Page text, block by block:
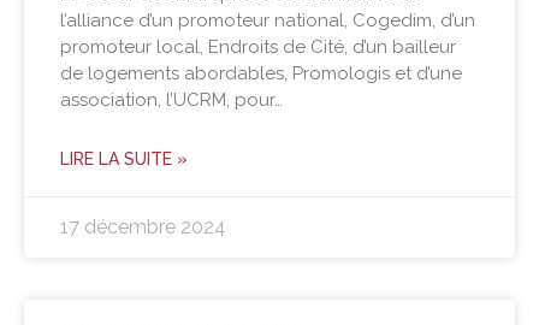
l’alliance d’un promoteur national, Cogedim, d’un
promoteur local, Endroits de Cité, d’un bailleur
de logements abordables, Promologis et d’une
association, l’UCRM, pour…
LIRE LA SUITE »
17 décembre 2024